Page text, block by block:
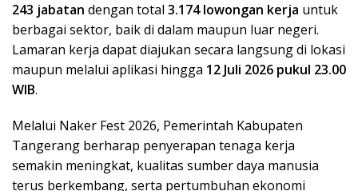
243 jabatan dengan total 3.174 lowongan kerja untuk
berbagai sektor, baik di dalam maupun luar negeri.
Lamaran kerja dapat diajukan secara langsung di lokasi
maupun melalui aplikasi hingga 12 Juli 2026 pukul 23.00
WIB.
Melalui Naker Fest 2026, Pemerintah Kabupaten
Tangerang berharap penyerapan tenaga kerja
semakin meningkat, kualitas sumber daya manusia
terus berkembang, serta pertumbuhan ekonomi